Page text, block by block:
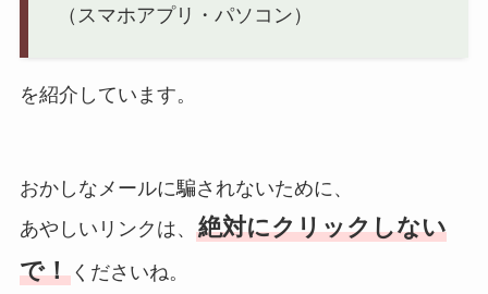
（スマホアプリ・パソコン）
を紹介しています。
おかしなメールに騙されないために、
あやしいリンクは、 絶対にクリックしない
で！くださいね。